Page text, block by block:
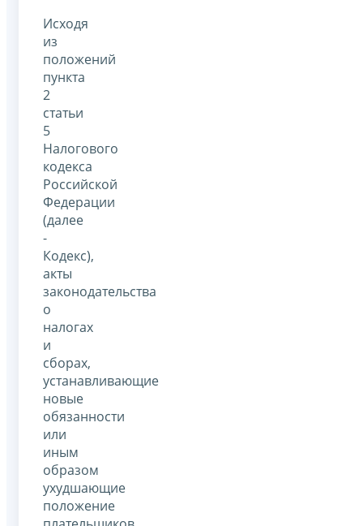
Исходя
из
положений
пункта
2
статьи
5
Налогового
кодекса
Российской
Федерации
(далее
-
Кодекс),
акты
законодательства
о
налогах
и
сборах,
устанавливающие
новые
обязанности
или
иным
образом
ухудшающие
положение